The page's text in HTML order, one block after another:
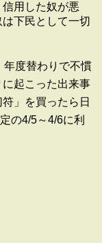
用した奴が悪
下民として一切
年度替わりで不慣
起こった出来事
」を買ったら日
の4/5～4/6に利